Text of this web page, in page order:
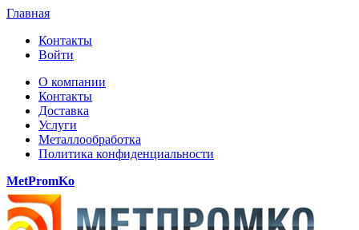
Главная
Контакты
Войти
О компании
Контакты
Доставка
Услуги
Металлообработка
Политика конфиденциальности
MetPromKo